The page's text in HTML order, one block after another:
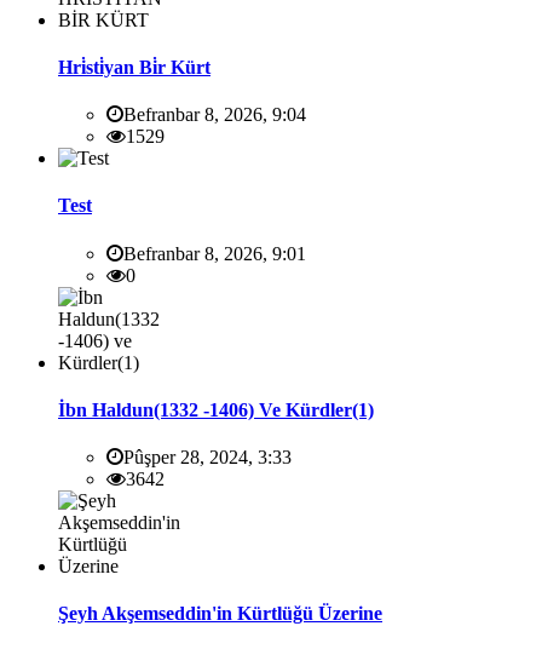
Hri̇sti̇yan Bi̇r Kürt
Befranbar 8, 2026, 9:04
1529
Test
Befranbar 8, 2026, 9:01
0
İbn Haldun(1332 -1406) Ve Kürdler(1)
Pûşper 28, 2024, 3:33
3642
Şeyh Akşemseddin'in Kürtlüğü Üzerine